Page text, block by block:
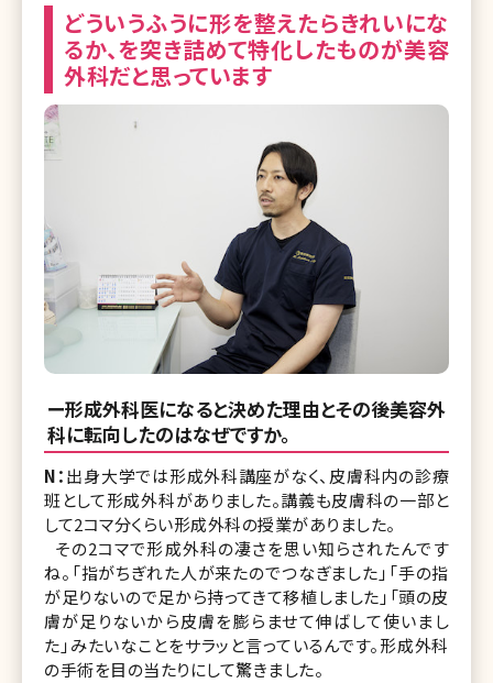
どういうふうに形を整えたらきれいにな
るか、を突き詰めて特化したものが美容
外科だと思っています
ー形成外科医になると決めた理由とその後美容外
科に転向したのはなぜですか。
N：出身大学では形成外科講座がなく、皮膚科内の診療
班として形成外科がありました。講義も皮膚科の一部と
して2コマ分くらい形成外科の授業がありました。
その2コマで形成外科の凄さを思い知らされたんです
ね。「指がちぎれた人が来たのでつなぎました」「手の指
が足りないので足から持ってきて移植しました」「頭の皮
膚が足りないから皮膚を膨らませて伸ばして使いまし
た」みたいなことをサラッと言っているんです。形成外科
の手術を目の当たりにして驚きました。